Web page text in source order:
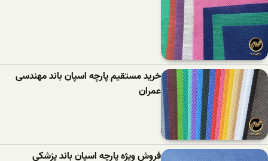
خرید مستقیم پارچه اسپان باند مهندسی
عمران
فروش ویژه پارچه اسپان باند پزشکی